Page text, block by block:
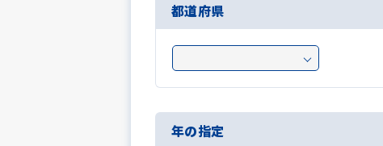
都道府県
年の指定